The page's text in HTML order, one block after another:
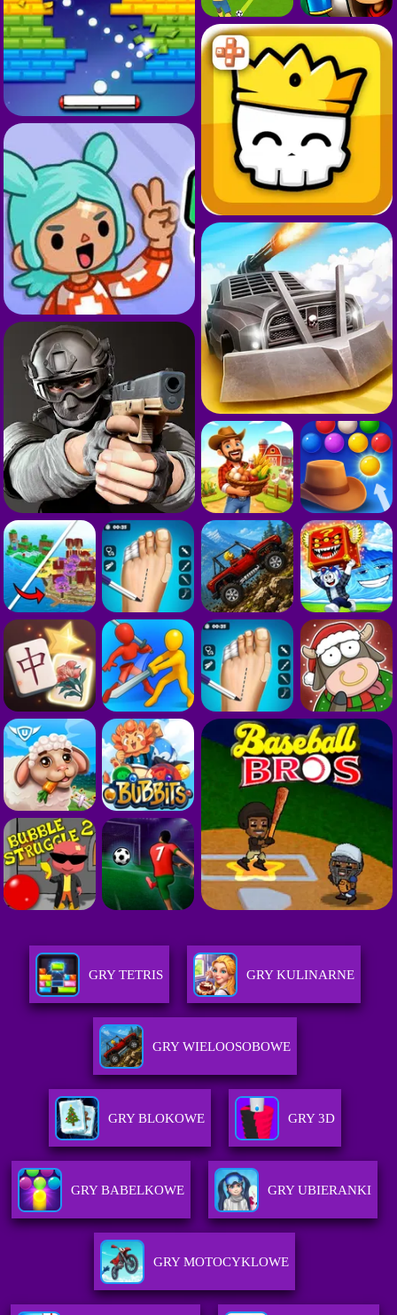
GRY TETRIS GRY KULINARNE
GRY WIELOOSOBOWE
GRY BLOKOWE GRY 3D
GRY BABELKOWE GRY UBIERANKI
GRY MOTOCYKLOWE